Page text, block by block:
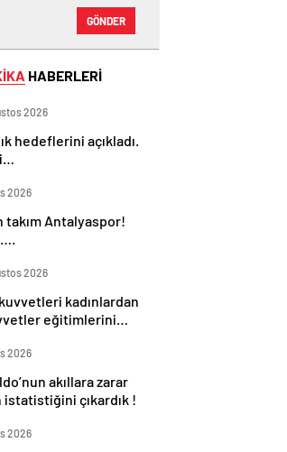
GÖNDER
HABERLERİ
2026
hedeflerini açıkladı.
2026
takım Antalyaspor!
2026
kadınlardan
eğitimlerini
2026
akıllara zarar
çıkardık !
2026